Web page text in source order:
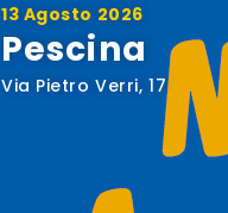
13 Agosto 2026
Pescina
Via Pietro Verri, 17